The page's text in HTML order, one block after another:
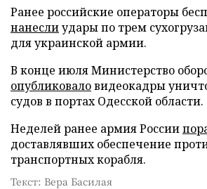
Ранее российские операторы
нанеслиудары по трем
для украинской армии.
В конце июля Министерство
опубликоваловидеокадры
судов в портах Одесской области.
Неделей ранее армия России
доставлявших обеспечение
транспортных корабля.
Текст: Вера Басилая